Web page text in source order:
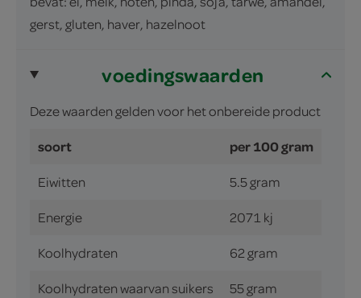
gerst, gluten, haver, hazelnoot
voedingswaarden
Deze waarden gelden voor het onbereide product
soort per 100 gram
Eiwitten 5.5 gram
Energie 2071 kj
Koolhydraten 62 gram
Koolhydraten waarvan suikers 55 gram